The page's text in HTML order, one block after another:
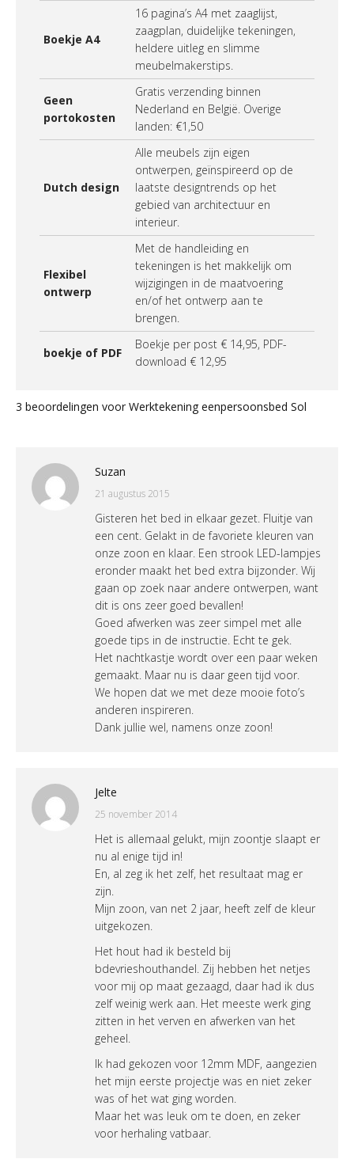
Boekje A4
16 pagina’s A4 met zaaglijst,
zaagplan, duidelijke tekeningen,
heldere uitleg en slimme
meubelmakerstips.
Geen
portokosten
Gratis verzending binnen
Nederland en België. Overige
landen: €1,50
Dutch design
Alle meubels zijn eigen
ontwerpen, geïnspireerd op de
laatste designtrends op het
gebied van architectuur en
interieur.
Flexibel
ontwerp
Met de handleiding en
tekeningen is het makkelijk om
wijzigingen in de maatvoering
en/of het ontwerp aan te
brengen.
boekje of PDF
Boekje per post € 14,95, PDF-
download € 12,95
3 beoordelingen voor Werktekening eenpersoonsbed Sol
Suzan
21 augustus 2015
Gisteren het bed in elkaar gezet. Fluitje van
een cent. Gelakt in de favoriete kleuren van
onze zoon en klaar. Een strook LED-lampjes
eronder maakt het bed extra bijzonder. Wij
gaan op zoek naar andere ontwerpen, want
dit is ons zeer goed bevallen!
Goed afwerken was zeer simpel met alle
goede tips in de instructie. Echt te gek.
Het nachtkastje wordt over een paar weken
gemaakt. Maar nu is daar geen tijd voor.
We hopen dat we met deze mooie foto’s
anderen inspireren.
Dank jullie wel, namens onze zoon!
Jelte
25 november 2014
Het is allemaal gelukt, mijn zoontje slaapt er
nu al enige tijd in!
En, al zeg ik het zelf, het resultaat mag er
zijn.
Mijn zoon, van net 2 jaar, heeft zelf de kleur
uitgekozen.
Het hout had ik besteld bij
bdevrieshouthandel. Zij hebben het netjes
voor mij op maat gezaagd, daar had ik dus
zelf weinig werk aan. Het meeste werk ging
zitten in het verven en afwerken van het
geheel.
Ik had gekozen voor 12mm MDF, aangezien
het mijn eerste projectje was en niet zeker
was of het wat ging worden.
Maar het was leuk om te doen, en zeker
voor herhaling vatbaar.